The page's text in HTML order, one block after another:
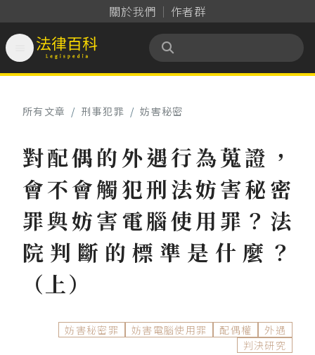
關於我們 作者群
法律百科 Legispedia
所有文章 / 刑事犯罪 / 妨害秘密
對配偶的外遇行為蒐證，
會不會觸犯刑法妨害秘密
罪與妨害電腦使用罪？法
院判斷的標準是什麼？
（上）
妨害秘密罪 妨害電腦使用罪 配偶權
外遇
判決研究